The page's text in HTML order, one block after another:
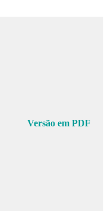
Versão em PDF